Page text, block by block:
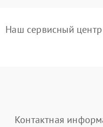
Наш сервисный
Контактная